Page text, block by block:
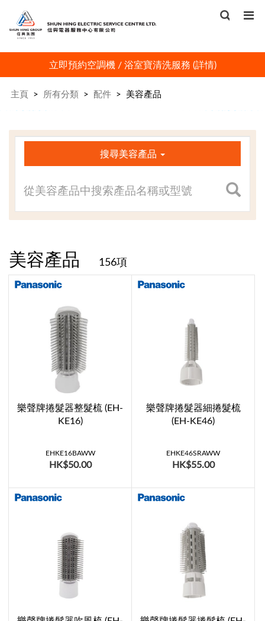
立即預約空調機 / 浴室寶清洗服務 (詳情)
主頁 > 所有分類 > 配件 > 美容產品
搜尋美容產品
美容產品 156項
樂聲牌捲髮器整髮梳 (EH-
KE16)
EHKE16BAWW
HK$50.00
樂聲牌捲髮器細捲髮梳
(EH-KE46)
EHKE46SRAWW
HK$55.00